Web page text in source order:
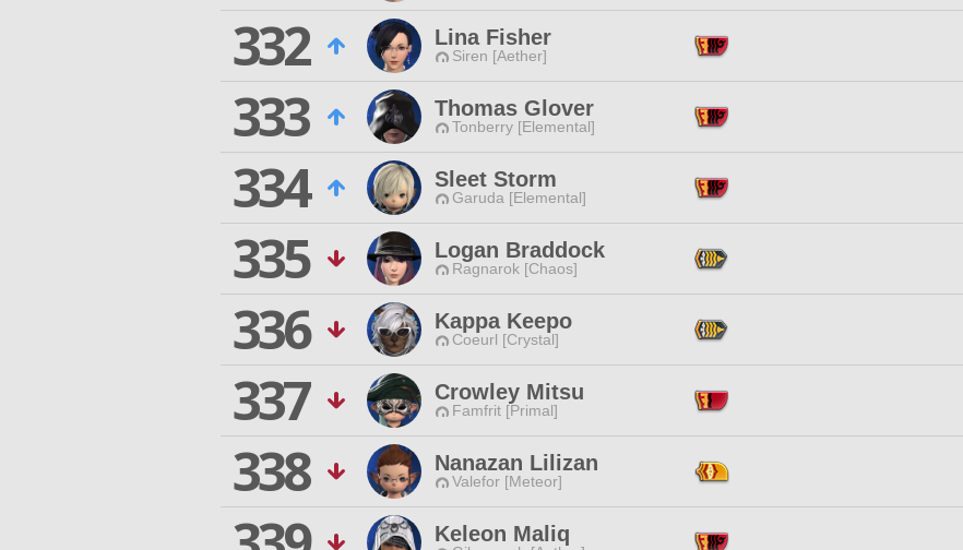
332
Lina Fisher
Siren [Aether]
333
Thomas Glover
Tonberry [Elemental]
334
Sleet Storm
Garuda [Elemental]
335
Logan Braddock
Ragnarok [Chaos]
336
Kappa Keepo
Coeurl [Crystal]
337
Crowley Mitsu
Famfrit [Primal]
338
Nanazan Lilizan
Valefor [Meteor]
Keleon Maliq